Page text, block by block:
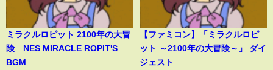
ミラクルロピット 2100年の大冒
険 NES MIRACLE ROPIT'S
BGM
【ファミコン】「ミラクルロピ
ット ～2100年の大冒険～」 ダイ
ジェスト